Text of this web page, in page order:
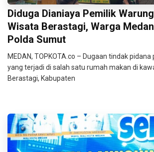
Diduga Dianiaya Pemilik
Wisata Berastagi, Warga
Polda Sumut
MEDAN, TOPKOTA.co – Dugaan tindak
yang terjadi di salah satu rumah makan di
Berastagi, Kabupaten